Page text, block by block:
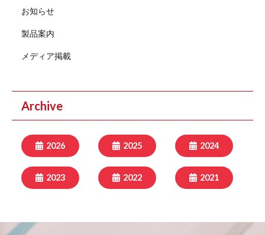
お知らせ
製品案内
メディア掲載
Archive
2026 2025 2024
2023 2022 2021